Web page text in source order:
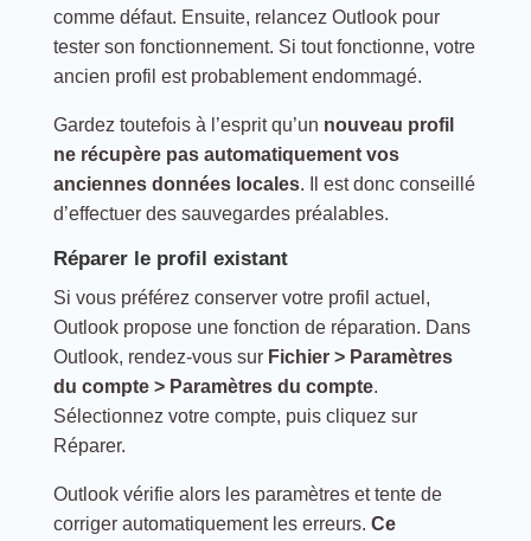
comme défaut. Ensuite, relancez Outlook pour
tester son fonctionnement. Si tout fonctionne, votre
ancien profil est probablement endommagé.
Gardez toutefois à l’esprit qu’un nouveau profil
ne récupère pas automatiquement vos
anciennes données locales. Il est donc conseillé
d’effectuer des sauvegardes préalables.
Réparer le profil existant
Si vous préférez conserver votre profil actuel,
Outlook propose une fonction de réparation. Dans
Outlook, rendez-vous sur Fichier > Paramètres
du compte > Paramètres du compte.
Sélectionnez votre compte, puis cliquez sur
Réparer.
Outlook vérifie alors les paramètres et tente de
corriger automatiquement les erreurs. Ce